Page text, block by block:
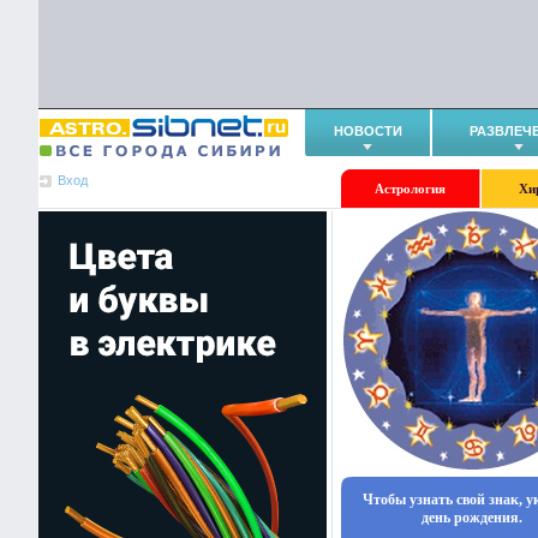
НОВОСТИ
Вход
Астрология
Чтобы узнать свой знак,
день рождения.